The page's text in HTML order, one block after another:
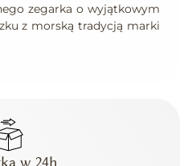
zegarka o wyjątkowym
z morską tradycją marki
w 24h